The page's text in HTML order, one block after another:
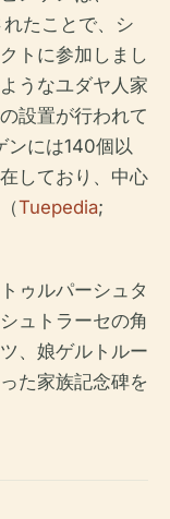
たことで、シ
トに参加しまし
うなユダヤ人家
設置が行われて
ンには140個以
しており、中心
Tuepedia;
ゥルパーシュタ
ュトラーセの角
、娘ゲルトルー
た家族記念碑を